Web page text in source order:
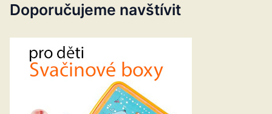
Doporučujeme navštívit